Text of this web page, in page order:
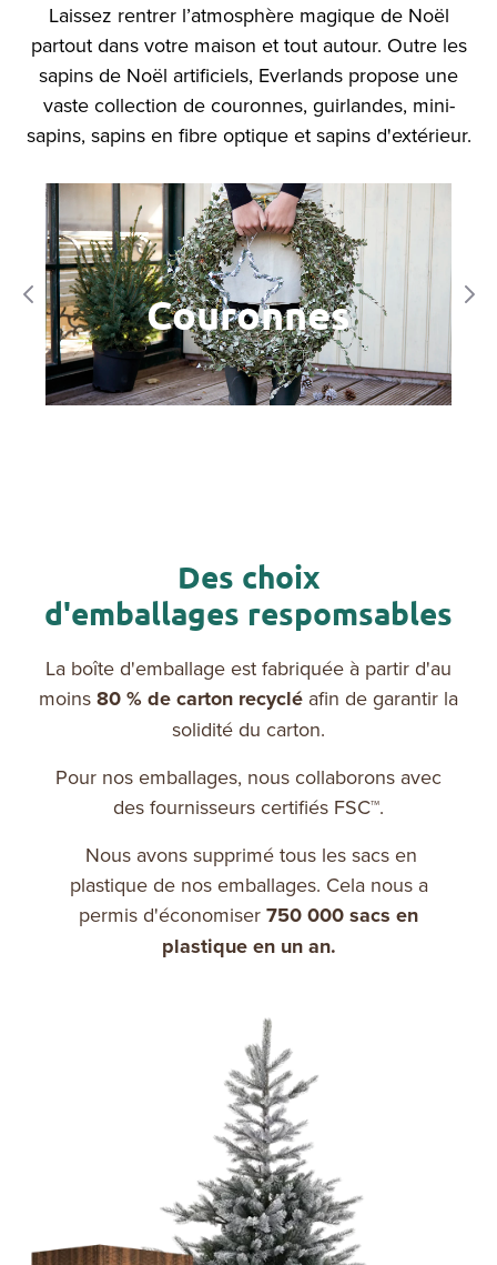
Laissez rentrer l’atmosphère magique de Noël
partout dans votre maison et tout autour. Outre les
sapins de Noël artificiels, Everlands propose une
vaste collection de couronnes, guirlandes, mini-
sapins, sapins en fibre optique et sapins d'extérieur.
Couronnes
Des choix
d'emballages respomsables
La boîte d'emballage est fabriquée à partir d'au
moins 80 % de carton recyclé afin de garantir la
solidité du carton.
Pour nos emballages, nous collaborons avec
des fournisseurs certifiés FSC™.
Nous avons supprimé tous les sacs en
plastique de nos emballages. Cela nous a
permis d'économiser 750 000 sacs en
plastique en un an.